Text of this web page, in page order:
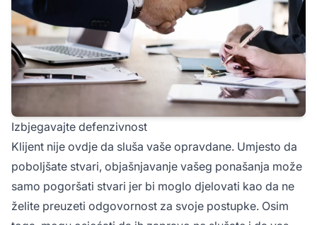
Izbjegavajte defenzivnost
Klijent nije ovdje da sluša vaše opravdane. Umjesto da
poboljšate stvari, objašnjavanje vašeg ponašanja može
samo pogoršati stvari jer bi moglo djelovati kao da ne
želite preuzeti odgovornost za svoje postupke. Osim